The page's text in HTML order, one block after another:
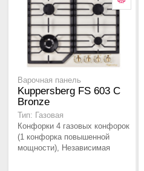
Варочная панель
Kuppersberg FS 603 C
Bronze
Тип: Газовая
Конфорки 4 газовых конфорок
(1 конфорка повышенной
мощности), Независимая